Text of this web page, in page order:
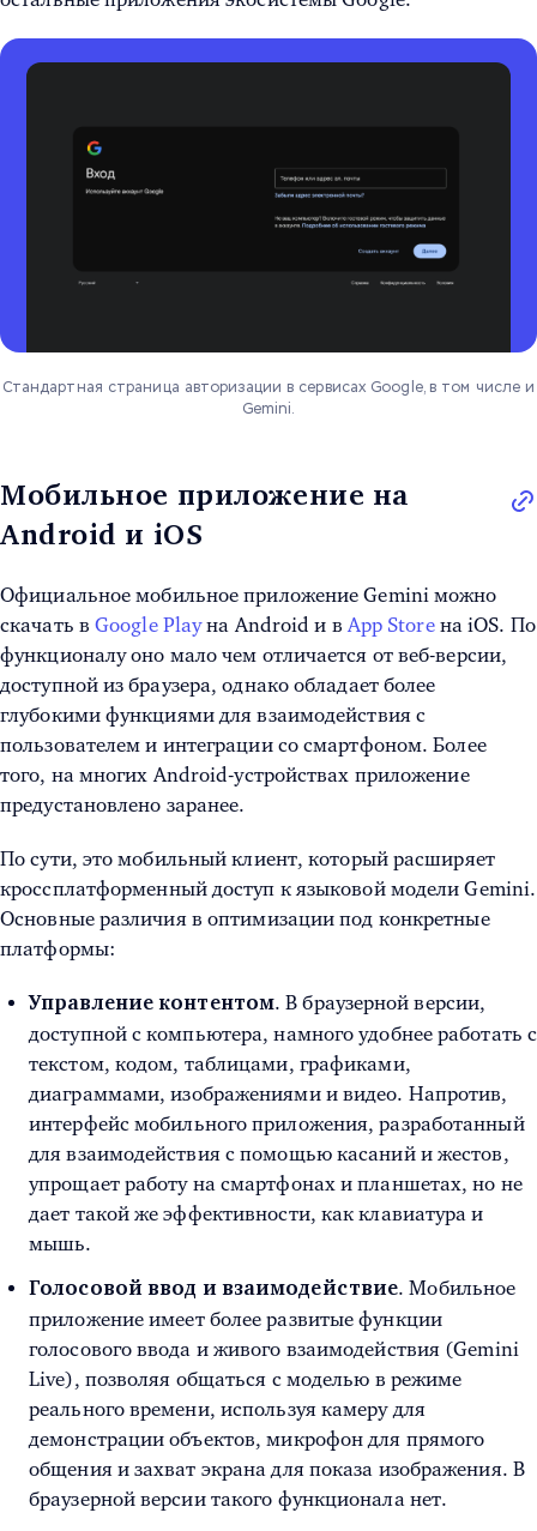
Стандартная страница авторизации в сервисах Google, в том числе и
Gemini.
Мобильное приложение на
Android и iOS
Официальное мобильное приложение Gemini можно
скачать в Google Playна Android и в App Storeна iOS. По
функционалу оно мало чем отличается от веб-версии,
доступной из браузера, однако обладает более
глубокими функциями для взаимодействия с
пользователем и интеграции со смартфоном. Более
того, на многих Android-устройствах приложение
предустановлено заранее.
По сути, это мобильный клиент, который расширяет
кроссплатформенный доступ к языковой модели Gemini.
Основные различия в оптимизации под конкретные
платформы:
Управление контентом. В браузерной версии,
доступной с компьютера, намного удобнее работать с
текстом, кодом, таблицами, графиками,
диаграммами, изображениями и видео. Напротив,
интерфейс мобильного приложения, разработанный
для взаимодействия с помощью касаний и жестов,
упрощает работу на смартфонах и планшетах, но не
дает такой же эффективности, как клавиатура и
мышь.
Голосовой ввод и взаимодействие. Мобильное
приложение имеет более развитые функции
голосового ввода и живого взаимодействия (Gemini
Live), позволяя общаться с моделью в режиме
реального времени, используя камеру для
демонстрации объектов, микрофон для прямого
общения и захват экрана для показа изображения. В
браузерной версии такого функционала нет.